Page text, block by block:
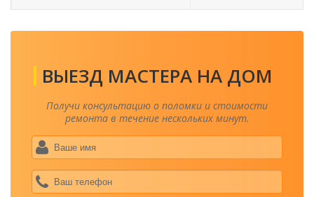
ВЫЕЗД МАСТЕРА НА ДОМ
Получи консультацию о поломки и стоимости
ремонта в течение нескольких минут.